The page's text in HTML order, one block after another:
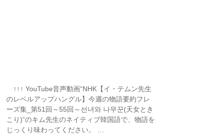
↑↑↑ YouTube音声動画“NHK【イ・テムン先生
のレベルアップハングル】今週の物語要約フレ
ーズ集_第51回～55回～선녀와 나무꾼(天女とき
こり)”のキム先生のネイティブ韓国語で、物語を
じっくり味わってください。 …